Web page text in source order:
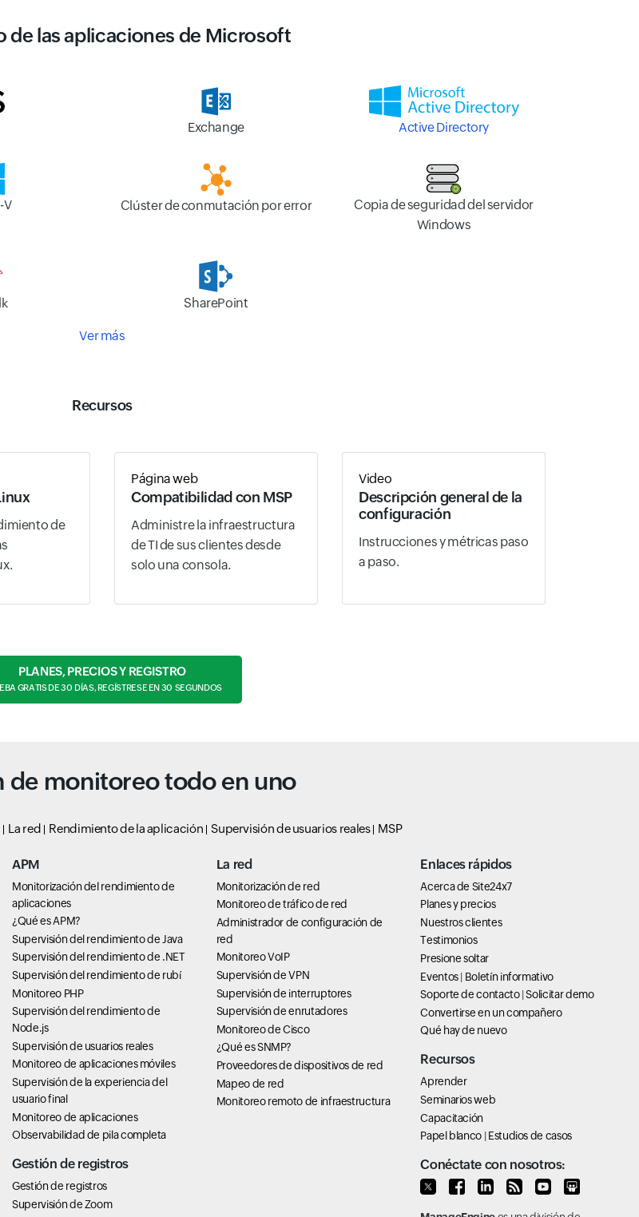
de las aplicaciones de Microsoft
Exchange Active Directory
V Clúster de conmutación por error
Copia de seguridad del servidor
Windows
SharePoint
Ver más
Recursos
de
Página web
Compatibilidad con MSP
Administre la infraestructura
de TI de sus clientes desde
solo una consola.
Video
Descripción general de la
configuración
Instrucciones y métricas paso
a paso.
PLANES, PRECIOS Y REGISTRO
GRATIS DE 30 DÍAS, REGÍSTRESE EN 30 SEGUNDOS
de monitoreo todo en uno
La red Rendimiento de la aplicación Supervisión de usuarios reales MSP
APM
Monitorización del rendimiento de
aplicaciones
¿Qué es APM?
Supervisión del rendimiento de Java
Supervisión del rendimiento de .NET
Supervisión del rendimiento de rubí
Monitoreo PHP
Supervisión del rendimiento de
Node.js
Supervisión de usuarios reales
Monitoreo de aplicaciones móviles
Supervisión de la experiencia del
usuario final
Monitoreo de aplicaciones
Observabilidad de pila completa
Gestión de registros
Gestión de registros
Supervisión de Zoom
La red
Monitorización de red
Monitoreo de tráfico de red
Administrador de configuración de
red
Monitoreo VoIP
Supervisión de VPN
Supervisión de interruptores
Supervisión de enrutadores
Monitoreo de Cisco
¿Qué es SNMP?
Proveedores de dispositivos de red
Mapeo de red
Monitoreo remoto de infraestructura
Enlaces rápidos
Acerca de Site24x7
Planes y precios
Nuestros clientes
Testimonios
Presione soltar
Eventos| Boletín informativo
Soporte de contacto|Solicitar demo
Convertirse en un compañero
Qué hay de nuevo
Recursos
Aprender
Seminarios web
Capacitación
Papel blanco |Estudios de casos
Conéctate con nosotros: